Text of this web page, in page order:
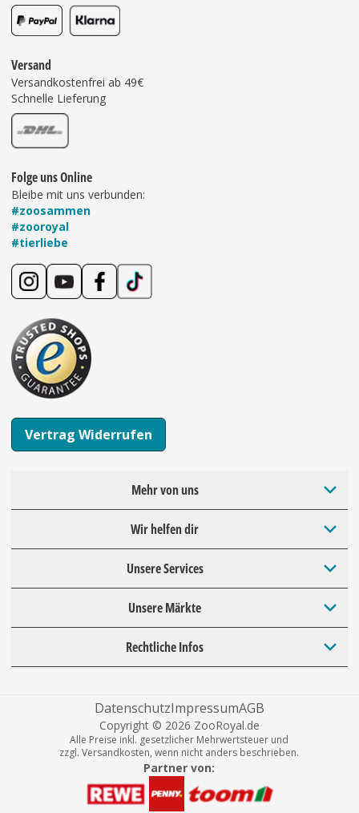
Versand
Versandkostenfrei ab 49€
Schnelle Lieferung
Folge uns Online
Bleibe mit uns verbunden:
#zoosammen
#zooroyal
#tierliebe
Vertrag Widerrufen
Mehr von uns
Wir helfen dir
Unsere Services
Unsere Märkte
Rechtliche Infos
DatenschutzImpressumAGB
Copyright © 2026 ZooRoyal.de
Alle Preise inkl. gesetzlicher Mehrwertsteuer und
zzgl. Versandkosten, wenn nicht anders beschrieben.
Partner von: